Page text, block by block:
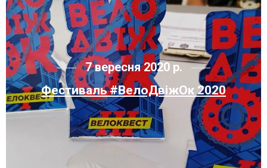
7 вересня 2020 р.
Фестиваль #ВелоДвіжОк 2020